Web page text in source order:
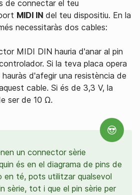
de connectar el teu
MIDI IN del teu dispositiu. En la
necessitaràs dos cables:
MIDI DIN hauria d'anar al pin
Si la teva placa opera
d'afegir una resistència de
cable. Si és de 3,3 V, la
ser de 10 Ω.
un connector sèrie
és en el diagrama de pins de
en té, pots utilitzar qualsevol
sèrie, tot i que el pin sèrie per